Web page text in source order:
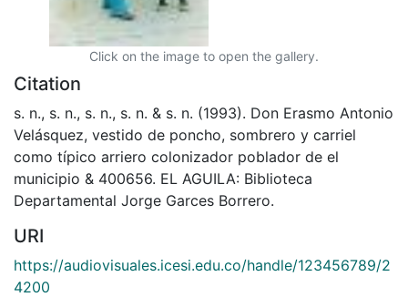
Click on the image to open the gallery.
Citation
s. n., s. n., s. n., s. n. & s. n. (1993). Don Erasmo Antonio
Velásquez, vestido de poncho, sombrero y carriel
como típico arriero colonizador poblador de el
municipio & 400656. EL AGUILA: Biblioteca
Departamental Jorge Garces Borrero.
URI
https://audiovisuales.icesi.edu.co/handle/123456789/2
4200